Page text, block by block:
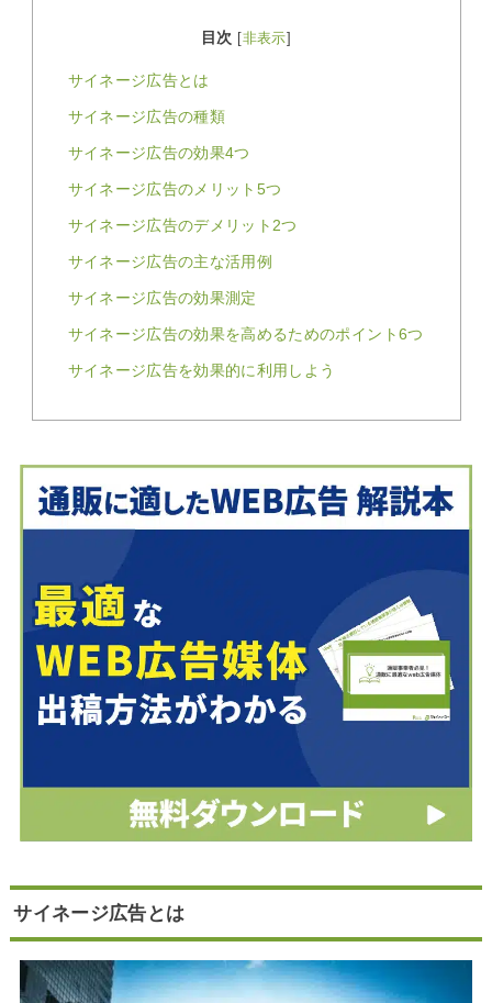
目次 [非表示]
サイネージ広告とは
サイネージ広告の種類
サイネージ広告の効果4つ
サイネージ広告のメリット5つ
サイネージ広告のデメリット2つ
サイネージ広告の主な活用例
サイネージ広告の効果測定
サイネージ広告の効果を高めるためのポイント6つ
サイネージ広告を効果的に利用しよう
サイネージ広告とは